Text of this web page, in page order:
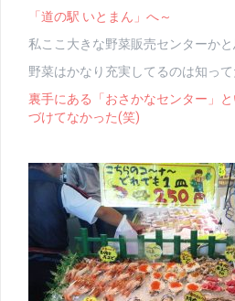
「道の駅 いとまん」へ～
私ここ大きな野菜販売センターか
野菜はかなり充実してるのは知っ
裏手にある「おさかなセンター」
づけてなかった(笑)